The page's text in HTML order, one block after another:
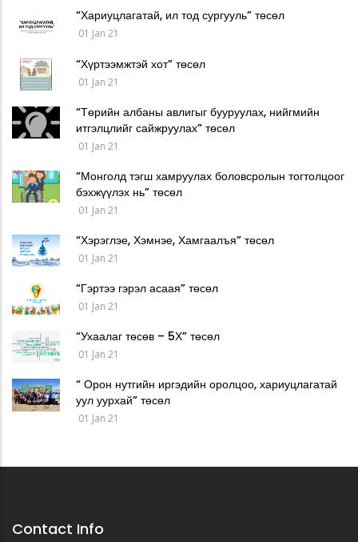
“Хариуцлагатай, ил тод сургууль” төсөл
01 Jan 21
“Хүртээмжтэй хот” төсөл
01 Jan 21
“Төрийн албаны авлигыг бууруулах, нийгмийн
итгэлцлийг сайжруулах” төсөл
01 Jan 21
“Монголд тэгш хамруулах боловсролын тогтолцоог
бэхжүүлэх нь” төсөл
01 Jan 21
“Хэрэглэе, Хэмнэе, Хамгаалъя” төсөл
01 Jan 21
“Гэртээ гэрэл асаая” төсөл
01 Jan 21
“Ухаалаг төсөв – 5Х” төсөл
01 Jan 21
“ Орон нутгийн иргэдийн оролцоо, хариуцлагатай
уул уурхай” төсөл
01 Jan 21
Contact Info